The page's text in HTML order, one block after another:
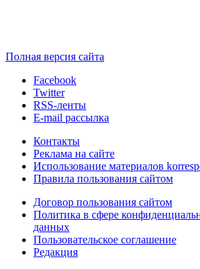
Полная версия сайта
Facebook
Twitter
RSS-ленты
E-mail рассылка
Контакты
Реклама на сайте
Использование материалов
Правила пользования сайтом
Договор пользования сайтом
Политика в сфере
данных
Пользовательское соглашение
Редакция